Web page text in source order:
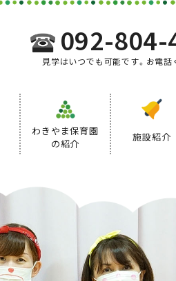
092-804-
見学はいつでも可能です。お電話
わきやま保育園
の紹介
施設紹介